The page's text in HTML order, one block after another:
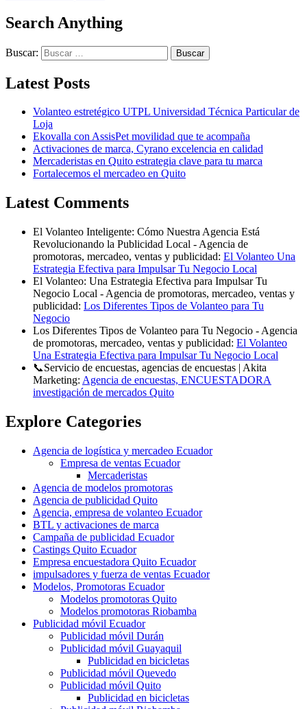
Search Anything
Buscar:
Latest Posts
Volanteo estretégico UTPL Universidad Técnica Particular de
Loja
Ekovalla con AssisPet movilidad que te acompaña
Activaciones de marca, Cyrano excelencia en calidad
Mercaderistas en Quito estrategia clave para tu marca
Fortalecemos el mercadeo en Quito
Latest Comments
El Volanteo Inteligente: Cómo Nuestra Agencia Está
Revolucionando la Publicidad Local - Agencia de
promotoras, mercadeo, ventas y publicidad: El Volanteo Una
Estrategia Efectiva para Impulsar Tu Negocio Local
El Volanteo: Una Estrategia Efectiva para Impulsar Tu
Negocio Local - Agencia de promotoras, mercadeo, ventas y
publicidad: Los Diferentes Tipos de Volanteo para Tu
Negocio
Los Diferentes Tipos de Volanteo para Tu Negocio - Agencia
de promotoras, mercadeo, ventas y publicidad: El Volanteo
Una Estrategia Efectiva para Impulsar Tu Negocio Local
📞Servicio de encuestas, agencias de encuestas | Akita
Marketing: Agencia de encuestas, ENCUESTADORA
investigación de mercados Quito
Explore Categories
Agencia de logística y mercadeo Ecuador
Empresa de ventas Ecuador
Mercaderistas
Agencia de modelos promotoras
Agencia de publicidad Quito
Agencia, empresa de volanteo Ecuador
BTL y activaciones de marca
Campaña de publicidad Ecuador
Castings Quito Ecuador
Empresa encuestadora Quito Ecuador
impulsadores y fuerza de ventas Ecuador
Modelos, Promotoras Ecuador
Modelos promotoras Quito
Modelos promotoras Riobamba
Publicidad móvil Ecuador
Publicidad móvil Durán
Publicidad móvil Guayaquil
Publicidad en bicicletas
Publicidad móvil Quevedo
Publicidad móvil Quito
Publicidad en bicicletas